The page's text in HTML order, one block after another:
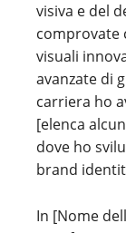
visiva e del
comprovate
visuali
avanzate di
carriera ho
[elenca
dove ho
brand
In [Nome